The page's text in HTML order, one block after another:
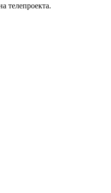
телепроекта.